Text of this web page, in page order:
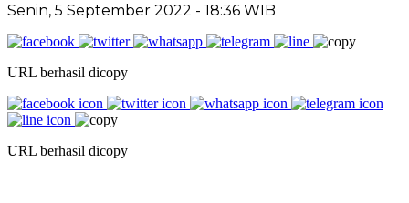
Senin, 5 September 2022 - 18:36 WIB
URL berhasil dicopy
URL berhasil dicopy